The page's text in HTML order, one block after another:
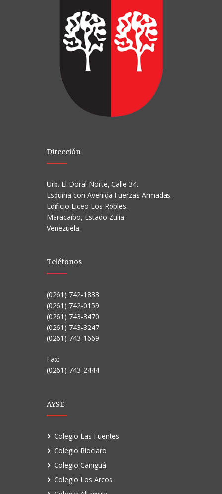
Dirección
Urb. El Doral Norte, Calle 34.
Esquina con Avenida Fuerzas Armadas.
Edificio Liceo Los Robles.
Maracaibo, Estado Zulia.
Venezuela.
Teléfonos
(0261) 742-1833
(0261) 742-0159
(0261) 743-3470
(0261) 743-3247
(0261) 743-1669
Fax:
(0261) 743-2444
AYSE
Colegio Las Fuentes
Colegio Rioclaro
Colegio Caniguá
Colegio Los Arcos